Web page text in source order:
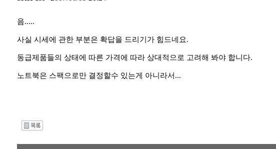
음.....
사실 시세에 관한 부분은 확답을 드리기가 힘드네요.
동급제품들의 상태에 따른 가격에 따라 상대적으로 고려해 봐야 합니다.
노트북은 스팩으로만 결정할수 있는게 아니라서...